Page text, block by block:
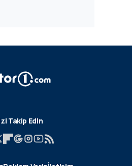
Takip Edin